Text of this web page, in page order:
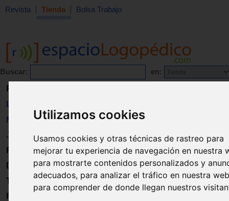
Utilizamos cookies
Usamos cookies y otras técnicas de rastreo para
mejorar tu experiencia de navegación en nuestra
para mostrarte contenidos personalizados y
adecuados, para analizar el tráfico en nuestra
para comprender de donde llegan nuestros
Revista Tienda Bolsa Trabajo
Buscar: en:
Revista
Libros
Material
Juguetes
Formación
Directorio
Trabajo
Registro